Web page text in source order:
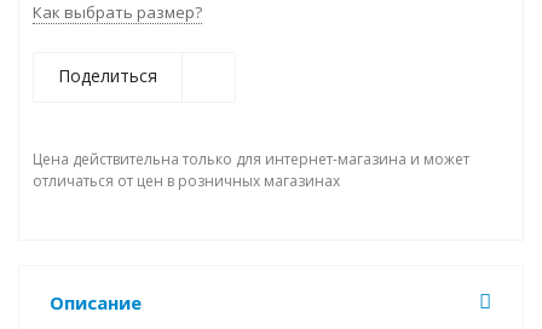
Как выбрать размер?
Поделиться
Цена действительна только для интернет-магазина и может
отличаться от цен в розничных магазинах
Описание